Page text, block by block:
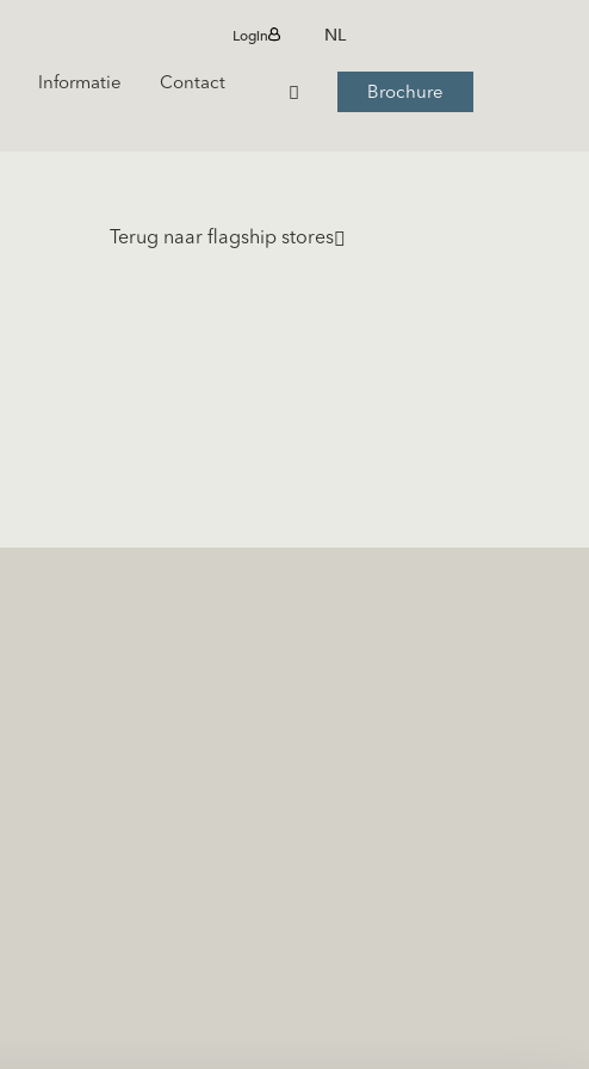
Login NL
Informatie Contact
Brochure
Terug naar flagship stores